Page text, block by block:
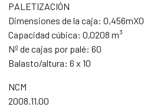
PALETIZACIÓN
Dimensiones de la caja:
Capacidad cúbica: 0,0208 m³
Nº de cajas por palé: 60
Balasto/altura: 6 x 10
NCM
2008.11.00